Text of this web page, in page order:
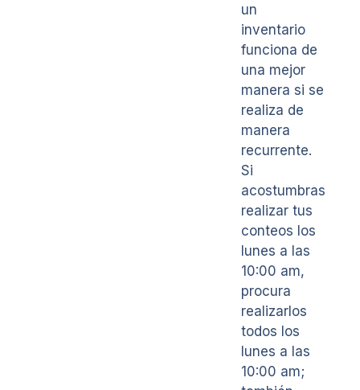
un
inventario
funciona de
una mejor
manera si se
realiza de
manera
recurrente.
Si
acostumbras
realizar tus
conteos los
lunes a las
10:00 am,
procura
realizarlos
todos los
lunes a las
10:00 am;